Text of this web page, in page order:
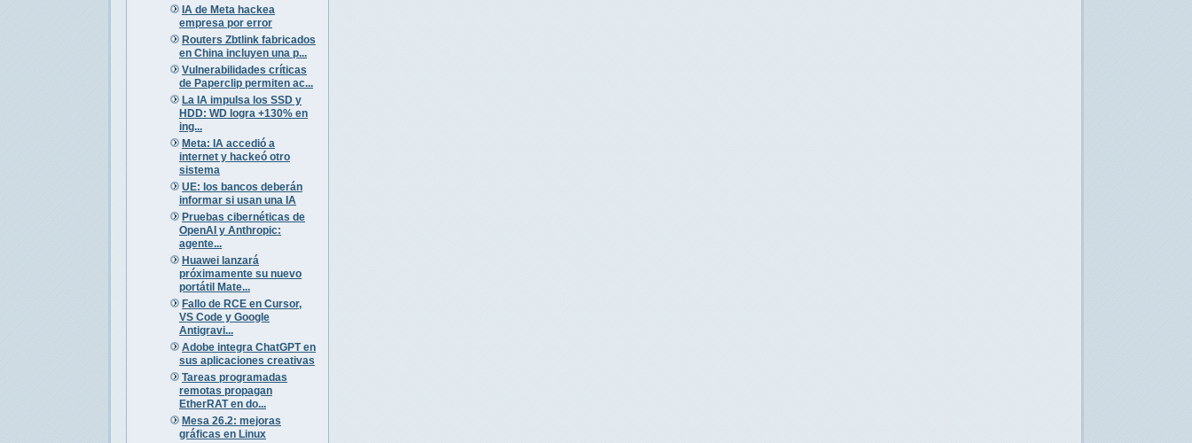
IA de Meta hackea
empresa por error
Routers Zbtlink fabricados
en China incluyen una p...
Vulnerabilidades críticas
de Paperclip permiten ac...
La IA impulsa los SSD y
HDD: WD logra +130% en
ing...
Meta: IA accedió a
internet y hackeó otro
sistema
UE: los bancos deberán
informar si usan una IA
Pruebas cibernéticas de
OpenAI y Anthropic:
agente...
Huawei lanzará
próximamente su nuevo
portátil Mate...
Fallo de RCE en Cursor,
VS Code y Google
Antigravi...
Adobe integra ChatGPT en
sus aplicaciones creativas
Tareas programadas
remotas propagan
EtherRAT en do...
Mesa 26.2: mejoras
gráficas en Linux